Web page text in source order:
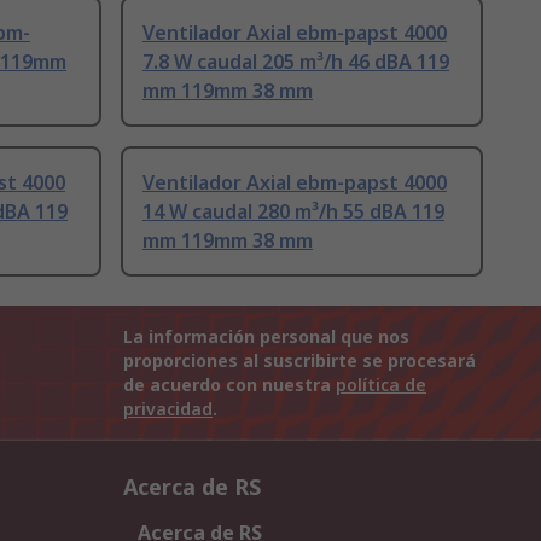
Ventilador Axial ebm-papst 4000
7.8 W caudal 205 m³/h 46 dBA 119
mm 119mm 38 mm
4000
119
Ventilador Axial ebm-papst 4000
14 W caudal 280 m³/h 55 dBA 119
mm 119mm 38 mm
La información personal que nos
proporciones al suscribirte se procesará
de acuerdo con nuestra política de
privacidad.
Acerca de RS
Acerca de RS